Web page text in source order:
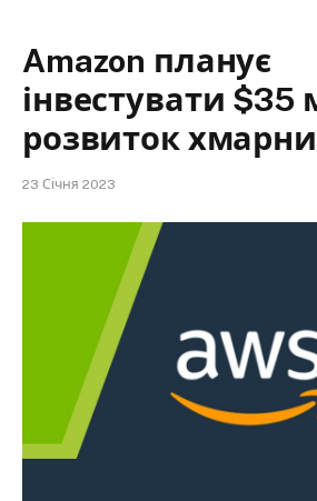
Amazon планує
інвестувати $35
розвиток
23 Січня 2023